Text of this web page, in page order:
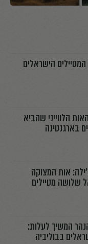
הישראלים
בכביש 40: האות הלווייני שהביא
בארגנטינה
אות המצוקה
שלושה מטיילים
המשיך לעלות:
בבוליביה